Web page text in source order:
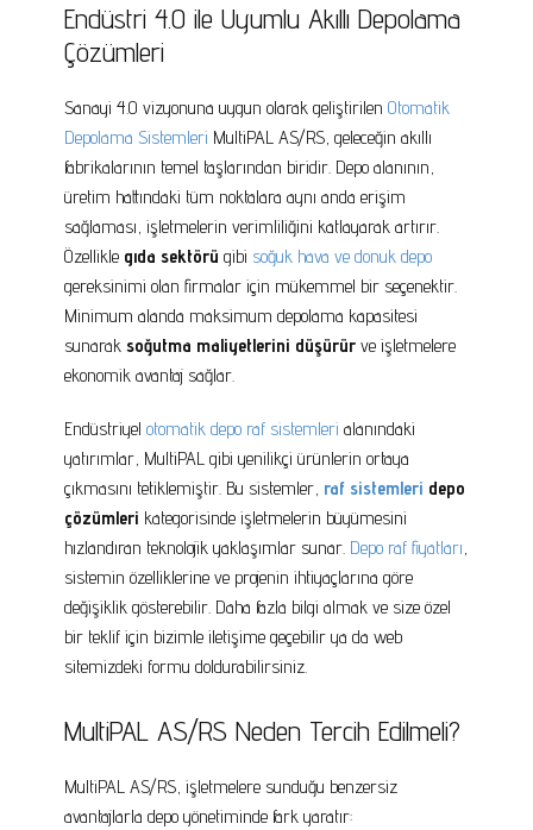
Endüstri 4.0 ile Uyumlu Akıllı Depolama
Çözümleri
Sanayi 4.0 vizyonuna uygun olarak geliştirilen Otomatik
Depolama Sistemleri MultiPAL AS/RS, geleceğin akıllı
fabrikalarının temel taşlarından biridir. Depo alanının,
üretim hattındaki tüm noktalara aynı anda erişim
sağlaması, işletmelerin verimliliğini katlayarak artırır.
Özellikle gıda sektörü gibi soğuk hava ve donuk depo
gereksinimi olan firmalar için mükemmel bir seçenektir.
Minimum alanda maksimum depolama kapasitesi
sunarak soğutma maliyetlerini düşürür ve işletmelere
ekonomik avantaj sağlar.
Endüstriyel otomatik depo raf sistemleri alanındaki
yatırımlar, MultiPAL gibi yenilikçi ürünlerin ortaya
çıkmasını tetiklemiştir. Bu sistemler, raf sistemleri depo
çözümleri kategorisinde işletmelerin büyümesini
hızlandıran teknolojik yaklaşımlar sunar. Depo raf fiyatları,
sistemin özelliklerine ve projenin ihtiyaçlarına göre
değişiklik gösterebilir. Daha fazla bilgi almak ve size özel
bir teklif için bizimle iletişime geçebilir ya da web
sitemizdeki formu doldurabilirsiniz.
MultiPAL AS/RS Neden Tercih Edilmeli?
MultiPAL AS/RS, işletmelere sunduğu benzersiz
avantajlarla depo yönetiminde fark yaratır: